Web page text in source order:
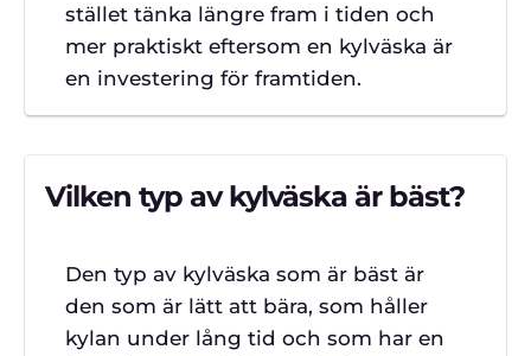
stället tänka längre fram i tiden och
mer praktiskt eftersom en kylväska är
en investering för framtiden.
Vilken typ av kylväska är bäst?
Den typ av kylväska som är bäst är
den som är lätt att bära, som håller
kylan under lång tid och som har en